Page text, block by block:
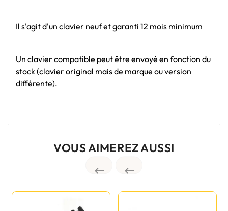
Il s'agit d'un clavier neuf et garanti 12 mois minimum
Un clavier compatible peut être envoyé en fonction du
stock (clavier original mais de marque ou version
différente).
VOUS AIMEREZ AUSSI
 